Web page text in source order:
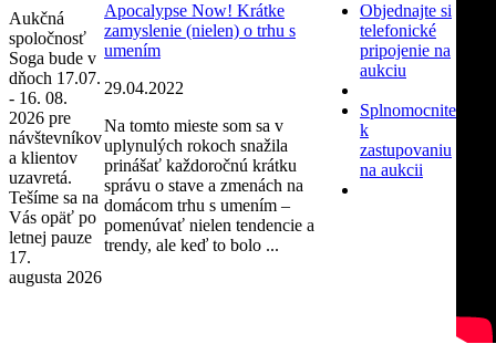
Aukčná
spoločnosť
Soga bude v
dňoch 17.07.
- 16. 08.
2026 pre
návštevníkov
a klientov
uzavretá.
Tešíme sa na
Vás opäť po
letnej pauze
17.
augusta 2026
Apocalypse Now! Krátke
zamyslenie (nielen) o trhu s
umením
29.04.2022
Na tomto mieste som sa v
uplynulých rokoch snažila
prinášať každoročnú krátku
správu o stave a zmenách na
domácom trhu s umením –
pomenúvať nielen tendencie a
trendy, ale keď to bolo ...
Objednajte si
telefonické
pripojenie na
aukciu
Splnomocnite
k
zastupovaniu
na aukcii